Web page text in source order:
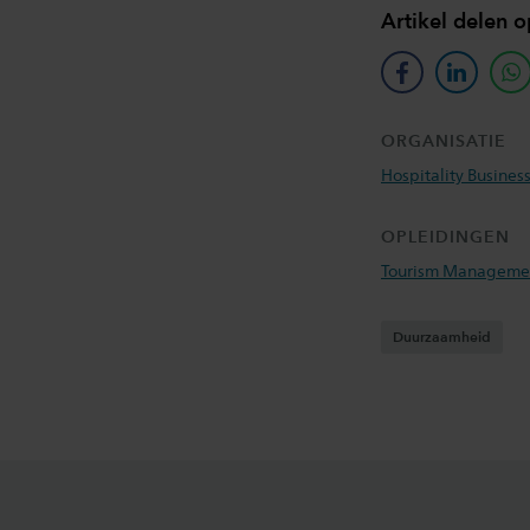
Artikel delen
facebooklinkedin
ORGANISATIE
Hospitality Business
OPLEIDINGEN
Tourism
Duurzaamheid